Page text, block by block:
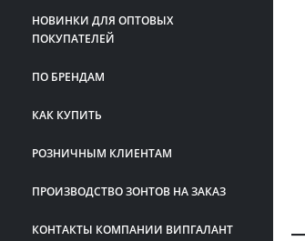
НОВИНКИ ДЛЯ ОПТОВЫХ
ПОКУПАТЕЛЕЙ
ПО БРЕНДАМ
КАК КУПИТЬ
РОЗНИЧНЫМ КЛИЕНТАМ
ПРОИЗВОДСТВО ЗОНТОВ НА ЗАКАЗ
КОНТАКТЫ КОМПАНИИ ВИПГАЛАНТ